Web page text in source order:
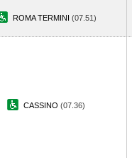
ROMA TERMINI (07.51)
CASSINO (07.36)